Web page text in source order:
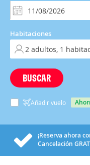
Habitaciones
BUSCAR
Añadir vuelo
¡Reserva ahora
Cancelación